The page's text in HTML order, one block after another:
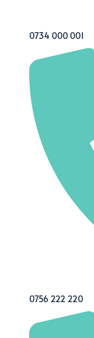
0734 000 001
0756 222 220